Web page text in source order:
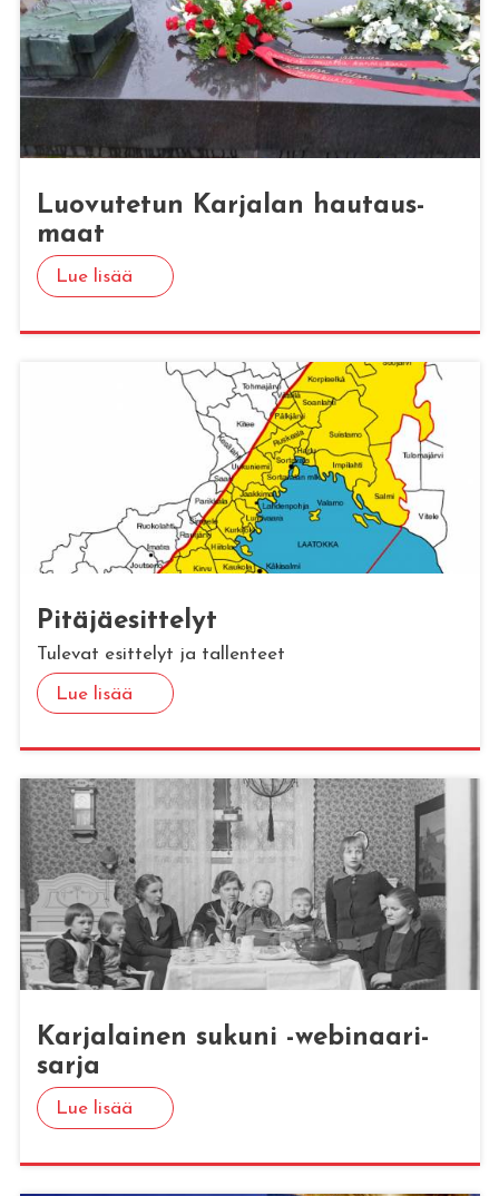
Luo­vu­te­tun Kar­ja­lan hau­taus­
maat
Lue lisää
Pi­tä­jäe­sit­te­lyt
Tulevat esittelyt ja tallenteet
Lue lisää
Kar­ja­lai­nen su­ku­ni -we­bi­naa­ri­
sar­ja
Lue lisää